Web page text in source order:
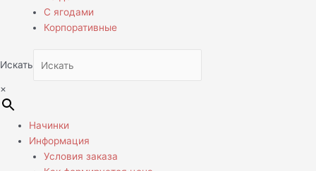
С ягодами
Корпоративные
Искать
×
Начинки
Информация
Условия заказа